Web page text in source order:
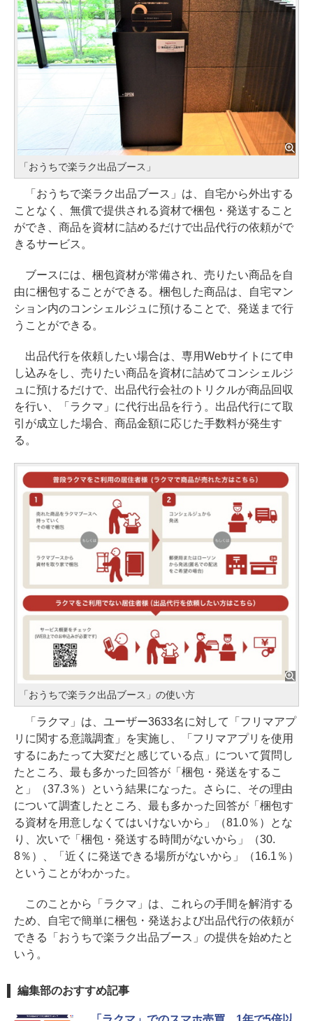
「おうちで楽ラク出品ブース」
「おうちで楽ラク出品ブース」は、自宅から外出する
ことなく、無償で提供される資材で梱包・発送すること
ができ、商品を資材に詰めるだけで出品代行の依頼がで
きるサービス。
ブースには、梱包資材が常備され、売りたい商品を自
由に梱包することができる。梱包した商品は、自宅マン
ション内のコンシェルジュに預けることで、発送まで行
うことができる。
出品代行を依頼したい場合は、専用Webサイトにて申
し込みをし、売りたい商品を資材に詰めてコンシェルジ
ュに預けるだけで、出品代行会社のトリクルが商品回収
を行い、「ラクマ」に代行出品を行う。出品代行にて取
引が成立した場合、商品金額に応じた手数料が発生す
る。
「おうちで楽ラク出品ブース」の使い方
「ラクマ」は、ユーザー3633名に対して「フリマアプ
リに関する意識調査」を実施し、「フリマアプリを使用
するにあたって大変だと感じている点」について質問し
たところ、最も多かった回答が「梱包・発送をするこ
と」（37.3％）という結果になった。さらに、その理由
について調査したところ、最も多かった回答が「梱包す
る資材を用意しなくてはいけないから」（81.0％）とな
り、次いで「梱包・発送する時間がないから」（30.
8％）、「近くに発送できる場所がないから」（16.1％）
ということがわかった。
このことから「ラクマ」は、これらの手間を解消する
ため、自宅で簡単に梱包・発送および出品代行の依頼が
できる「おうちで楽ラク出品ブース」の提供を始めたと
いう。
編集部のおすすめ記事